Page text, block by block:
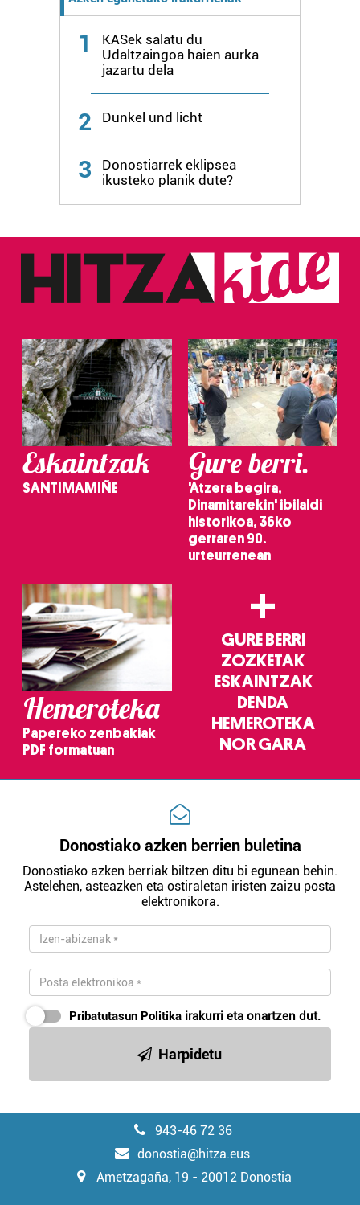
neurtzeko, jendeari buruzko informazioa biltzeko eta
erabiltzen dituen hauta dezakezu.
Bazkide batzuek ez dizute baimenik eskatzen, eta beren
bazkideen zerrenda, beren ustez zein helburutarako
duten interes legitimoa eta horren aurka nola egin
dezakezun ikusteko.
datuen atalean. Edozein unetan alda edo ken dezakezu
zure baimena Cookieen adierazpenean.
Webgune honek cookie propioak eta hirugarrenen cookie-
baliatzen gara. Ohar hau onartuz gero, teknologia hori
erabiltzeko baimen esplizitua ematen diguzu.Gehiago
irakurri
1
KASek salatu du
Udaltzaingoa haien aurka
jazartu dela
2 Dunkel und licht
3
Donostiarrek eklipsea
ikusteko planik dute?
Eskaintzak
SANTIMAMIÑE
Gure berri.
'Atzera begira,
Dinamitarekin' ibilaldi
historikoa, 36ko
gerraren 90.
urteurrenean
Hemeroteka
Papereko zenbakiak
PDF formatuan
+
GURE BERRI
ZOZKETAK
ESKAINTZAK
DENDA
HEMEROTEKA
NOR GARA
Donostiako azken berrien buletina
Donostiako azken berriak biltzen ditu bi egunean behin.
Astelehen, asteazken eta ostiraletan iristen zaizu posta
elektronikora.
Pribatutasun Politika irakurri eta onartzen dut.
Harpidetu
943-46 72 36
donostia@hitza.eus
Ametzagaña, 19 - 20012 Donostia